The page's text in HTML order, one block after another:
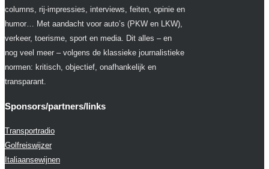
columns, rij-impressies, interviews, feiten, opinie en
humor… Met aandacht voor auto’s (PKW en LKW),
verkeer, toerisme, sport en media. Dit alles – en
nog veel meer – volgens de klassieke journalistieke
normen: kritisch, objectief, onafhankelijk en
transparant.
Sponsors/partners/links
Transportradio
Golfreiswijzer
Italiaansewijnen